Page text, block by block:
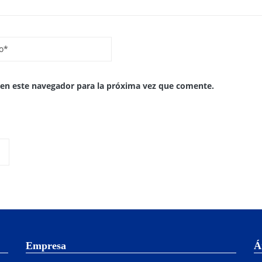
este navegador para la próxima vez que comente.
Empresa